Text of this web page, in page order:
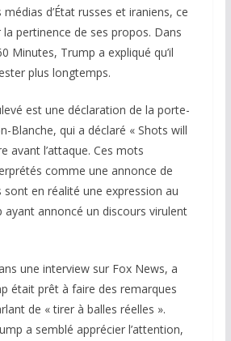
d’État russes et iraniens, ce
pertinence de ses propos. Dans
Minutes, Trump a expliqué qu’il
plus longtemps.
est une déclaration de la porte-
Blanche, qui a déclaré « Shots will
avant l’attaque. Ces mots
comme une annonce de
sont en réalité une expression au
ayant annoncé un discours virulent
une interview sur Fox News, a
était prêt à faire des remarques
de « tirer à balles réelles ».
a semblé apprécier l’attention,